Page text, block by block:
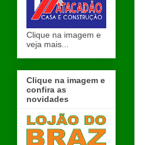
Clique na imagem e
veja mais...
Clique na imagem e
confira as
novidades